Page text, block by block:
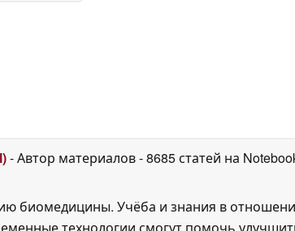
- Автор материалов- 8685 статей на
биомедицины. Учёба и знания в
технологии смогут помочь